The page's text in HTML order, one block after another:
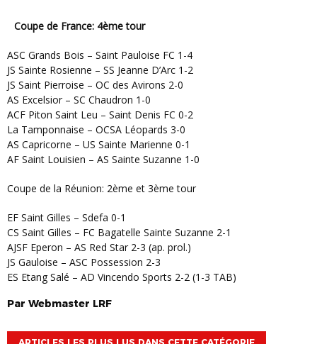
Coupe de France: 4ème tour
ASC Grands Bois – Saint Pauloise FC 1-4
JS Sainte Rosienne – SS Jeanne D’Arc 1-2
JS Saint Pierroise – OC des Avirons 2-0
AS Excelsior – SC Chaudron 1-0
ACF Piton Saint Leu – Saint Denis FC 0-2
La Tamponnaise – OCSA Léopards 3-0
AS Capricorne – US Sainte Marienne 0-1
AF Saint Louisien – AS Sainte Suzanne 1-0
Coupe de la Réunion: 2ème et 3ème tour
EF Saint Gilles – Sdefa 0-1
CS Saint Gilles – FC Bagatelle Sainte Suzanne 2-1
AJSF Eperon – AS Red Star 2-3 (ap. prol.)
JS Gauloise – ASC Possession 2-3
ES Etang Salé – AD Vincendo Sports 2-2 (1-3 TAB)
Par Webmaster LRF